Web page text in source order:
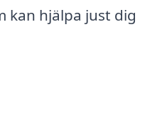
kan hjälpa just dig